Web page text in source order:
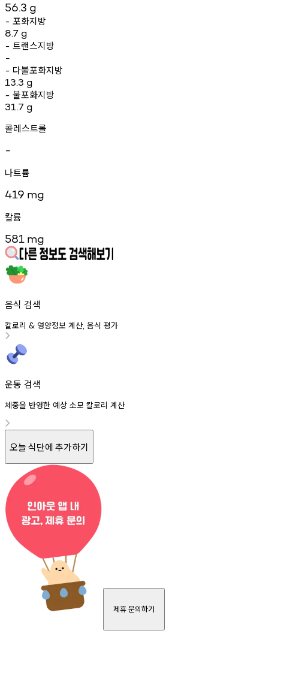
56.3 g
- 포화지방
8.7 g
- 트랜스지방
-
- 다불포화지방
13.3 g
- 불포화지방
31.7 g
콜레스트롤
-
나트륨
419 mg
칼륨
581 mg
음식 검색
칼로리 & 영양정보 계산, 음식 평가
운동 검색
체중을 반영한 예상 소모 칼로리 계산
오늘 식단에 추가하기
제휴 문의하기